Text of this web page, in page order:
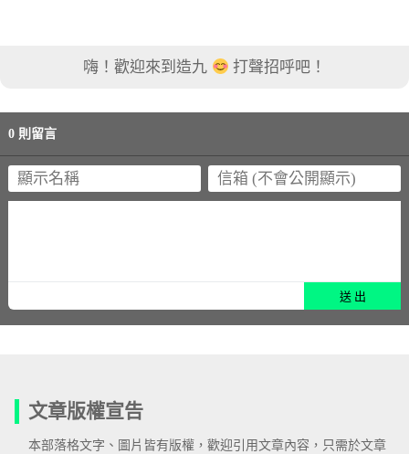
嗨！歡迎來到造九 打聲招呼吧！
0 則留言
文章版權宣告
本部落格文字、圖片皆有版權，歡迎引用文章內容，只需於文章